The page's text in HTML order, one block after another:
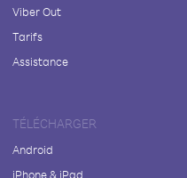
Viber Out
Tarifs
Assistance
TÉLÉCHARGER
Android
iPhone & iPad